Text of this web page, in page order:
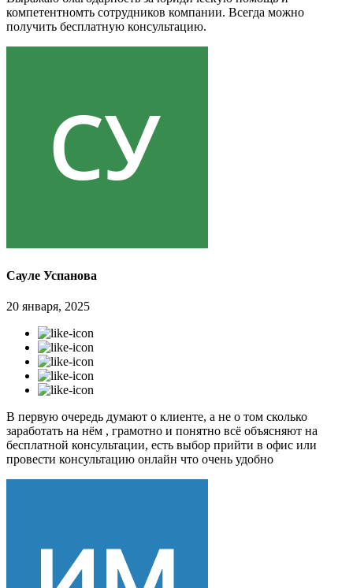
компетентномть сотрудников компании. Всегда можно
получить бесплатную консультацию.
Сауле Успанова
20 января, 2025
В первую очередь думают о клиенте, а не о том сколько
заработать на нём , грамотно и понятно всё объясняют на
бесплатной консультации, есть выбор прийти в офис или
провести консультацию онлайн что очень удобно